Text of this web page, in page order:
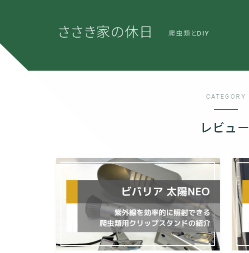
ささき家の休日 爬虫類とDIY
CATEGORY
レビュー